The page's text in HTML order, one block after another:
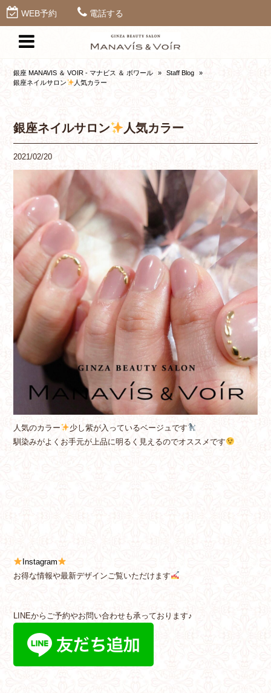
WEB予約 電話する
銀座 MANAVIS ＆ VOIR - マナビス ＆ ボワール » Staff Blog
»
銀座ネイルサロン
人気カラー
銀座ネイルサロン 人気カラー
2021/02/20
人気のカラー
少し紫が入っているベージュです
馴染みがよくお手元が上品に明るく見えるのでオススメです
Instagram
お得な情報や最新デザインご覧いただけます
LINEからご予約やお問い合わせも承っております♪